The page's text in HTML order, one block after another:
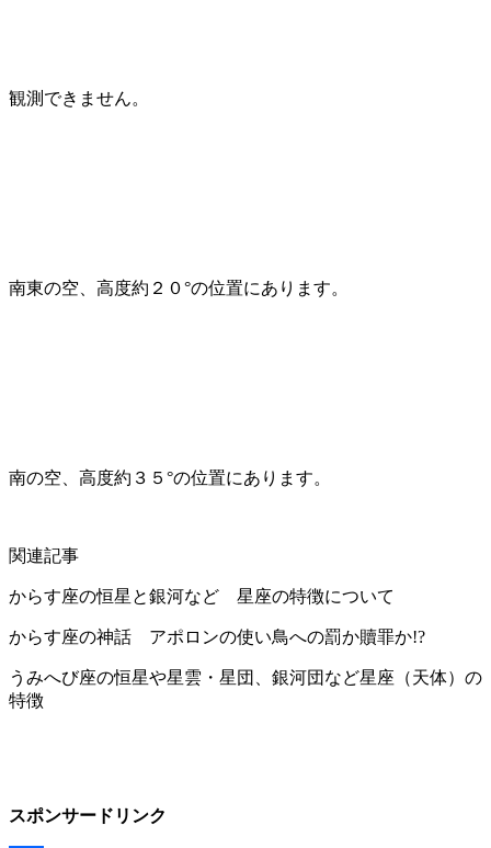
観測できません。
南東の空、高度約２０°の位置にあります。
南の空、高度約３５°の位置にあります。
関連記事
からす座の恒星と銀河など 星座の特徴について
からす座の神話 アポロンの使い鳥への罰か贖罪か!?
うみへび座の恒星や星雲・星団、銀河団など星座（天体）の
特徴
スポンサードリンク